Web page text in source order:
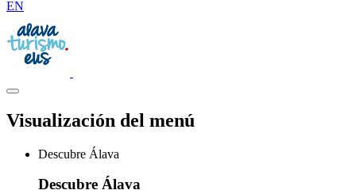
EN
Visualización del menú
Descubre Álava
Descubre Álava